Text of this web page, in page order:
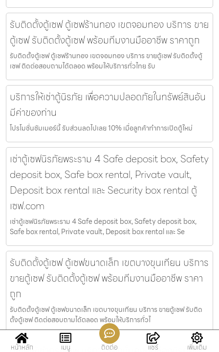
รับติดตั้งตู้เซฟ ตู้เซฟร้านทอง เขตจอมทอง บริการ ขาย
ตู้เซฟ รับติดตั้งตู้เซฟ พร้อมทีมงานมืออาชีพ ราคาถูก
รับติดตั้งตู้เซฟ ตู้เซฟร้านทอง เขตจอมทอง บริการ ขายตู้เซฟ รับติดตั้งตู้
เซฟ ติดต่อสอบถามได้ตลอด พร้อมให้บริการทั่วไทย รับ
บริการให้เช่าตู้นิรภัย เพื่อความปลอดภัยในทรัพย์สินอัน
มีค่าของท่าน
โปรโมชั่นชัมเมอร์นี้ รับส่วนลดไปเลย 10% เมื่อลูกค้าทำการเปิดตู้ใหม่
เช่าตู้เซฟนิรภัยพระราม 4 Safe deposit box, Safety
deposit box, Safe box rental, Private vault,
Deposit box rental และ Security box rental ตู้
เซฟ.com
เช่าตู้เซฟนิรภัยพระราม 4 Safe deposit box, Safety deposit box,
Safe box rental, Private vault, Deposit box rental และ Se
รับติดตั้งตู้เซฟ ตู้เซฟขนาดเล็ก เขตบางขุนเทียน บริการ
ขายตู้เซฟ รับติดตั้งตู้เซฟ พร้อมทีมงานมืออาชีพ ราคา
ถูก
รับติดตั้งตู้เซฟ ตู้เซฟขนาดเล็ก เขตบางขุนเทียน บริการ ขายตู้เซฟ รับติด
ตั้งตู้เซฟ ติดต่อสอบถามได้ตลอด พร้อมให้บริการทั่วไ
หน้าหลัก เมนู ติดต่อ แชร์ เพิ่มเติม